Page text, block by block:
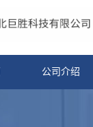
公司介绍